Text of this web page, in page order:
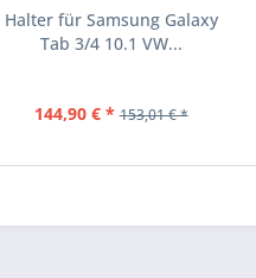
Halter für Samsung Galaxy
Tab 3/4 10.1 VW...
144,90 € * 153,01 € *